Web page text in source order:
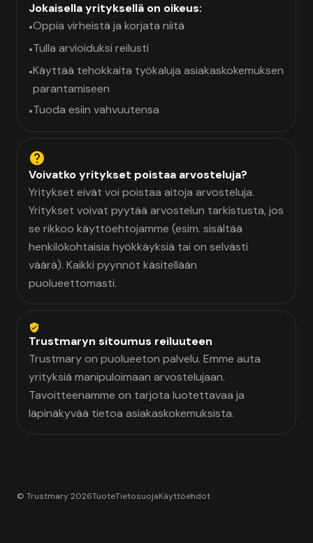
Jokaisella yrityksellä on oikeus:
•Oppia virheistä ja korjata niitä
•Tulla arvioiduksi reilusti
•Käyttää tehokkaita työkaluja asiakaskokemuksen
parantamiseen
•Tuoda esiin vahvuutensa
Voivatko yritykset poistaa arvosteluja?
Yritykset eivät voi poistaa aitoja arvosteluja.
Yritykset voivat pyytää arvostelun tarkistusta, jos
se rikkoo käyttöehtojamme (esim. sisältää
henkilökohtaisia hyökkäyksiä tai on selvästi
väärä). Kaikki pyynnöt käsitellään
puolueettomasti.
Trustmaryn sitoumus reiluuteen
Trustmary on puolueeton palvelu. Emme auta
yrityksiä manipuloimaan arvostelujaan.
Tavoitteenamme on tarjota luotettavaa ja
läpinäkyvää tietoa asiakaskokemuksista.
© Trustmary 2026TuoteTietosuojaKäyttöehdot